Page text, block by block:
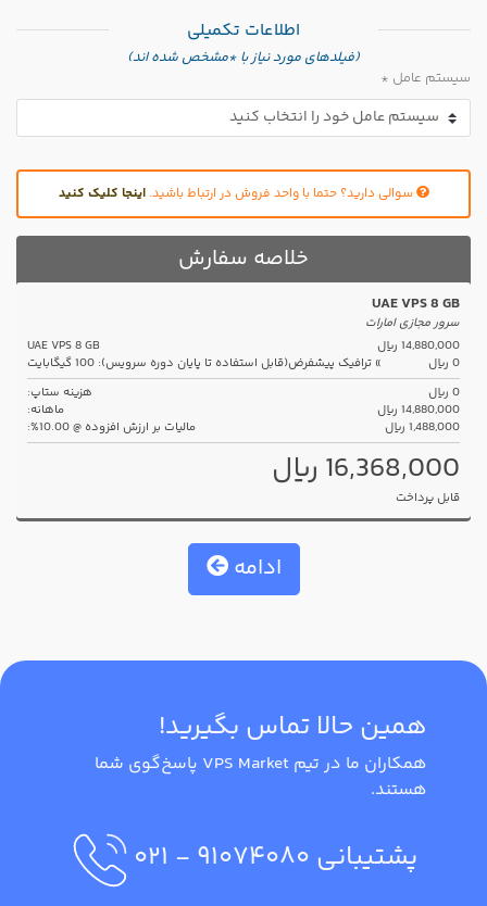
اطلاعات تکمیلی
(فیلدهای مورد نیاز با *مشخص شده اند)
سیستم عامل *
سوالی دارید؟ حتما با واحد فروش در ارتباط باشید.اینجا کلیک کنید
خلاصه سفارش
UAE VPS 8 GB
سرور مجازی امارات
UAE VPS 8 GB
14,880,000 ریال
» ترافیک پیشفرض(قابل استفاده تا پایان دوره سرویس): 100 گیگابایت
0 ریال
هزینه ستاپ:
0 ریال
ماهانه:
14,880,000 ریال
مالیات بر ارزش افزوده @ 10.00%:
1,488,000 ریال
16,368,000 ریال
قابل پرداخت
ادامه
همین حالا تماس بگیرید!
همکاران ما در تیم VPS Market پاسخ‌گوی شما
هستند.
پشتیبانی ۹۱۰۷۴۰۸۰ - ۰۲۱